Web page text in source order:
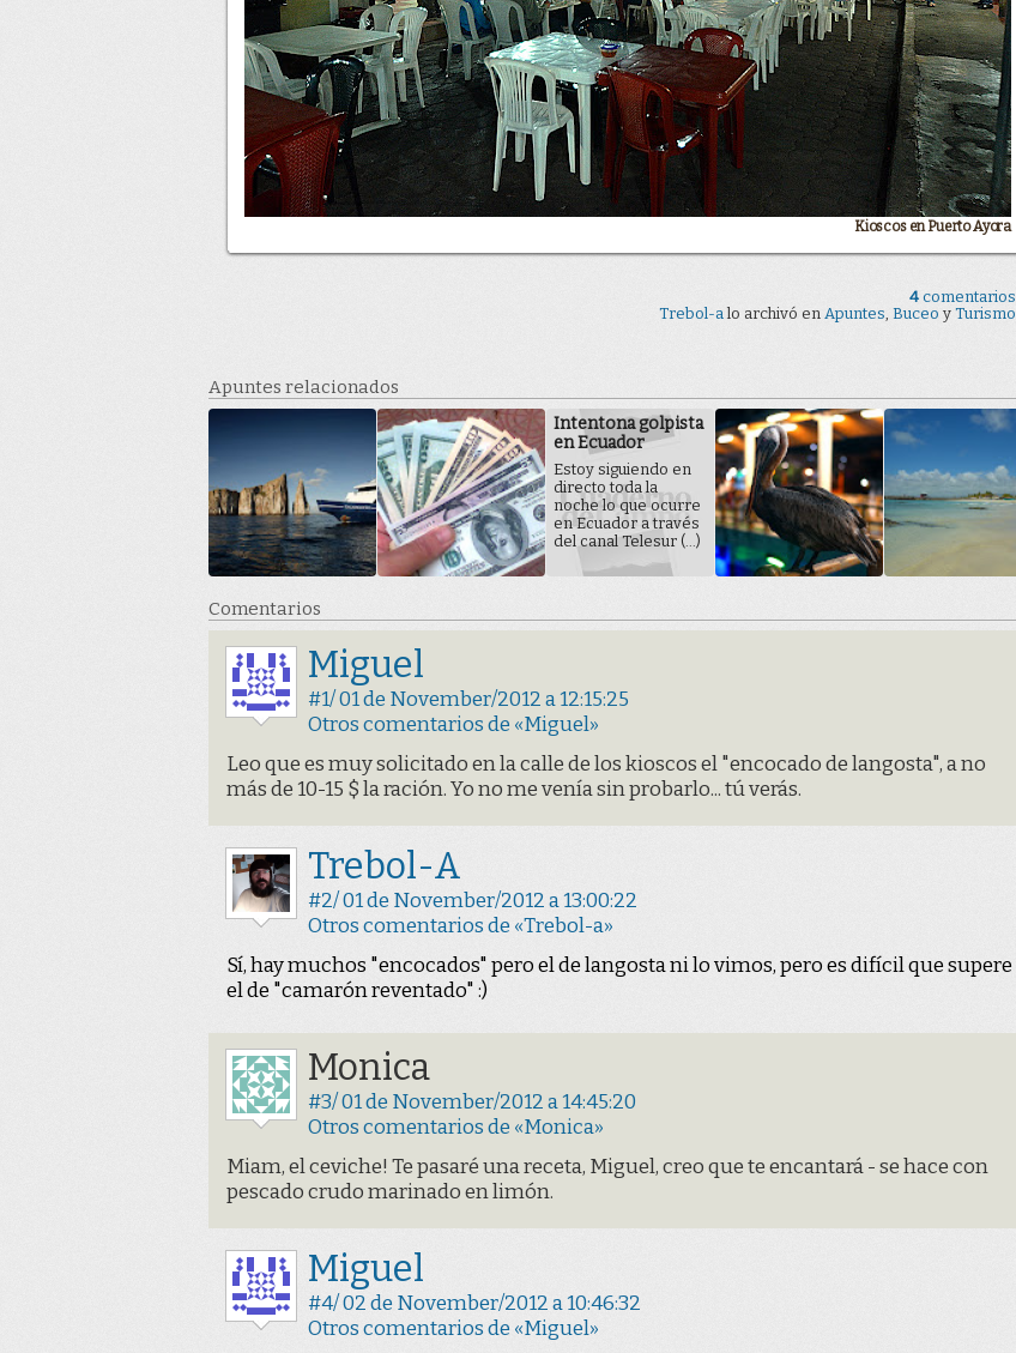
Kioscos en Puerto Ayora
4 comentarios
Trebol-a lo archivó en Apuntes, Buceo y Turismo
Apuntes relacionados
Intentona golpista
en Ecuador
Estoy siguiendo en
directo toda la
noche lo que ocurre
en Ecuador a través
del canal Telesur (...)
Comentarios
Miguel
#1/ 01 de November/2012 a 12:15:25
Otros comentarios de «Miguel»
Leo que es muy solicitado en la calle de los kioscos el "encocado de langosta", a no
más de 10-15 $ la ración. Yo no me venía sin probarlo... tú verás.
Trebol-A
#2/ 01 de November/2012 a 13:00:22
Otros comentarios de «Trebol-a»
Sí, hay muchos "encocados" pero el de langosta ni lo vimos, pero es difícil que supere
el de "camarón reventado" :)
Monica
#3/ 01 de November/2012 a 14:45:20
Otros comentarios de «Monica»
Miam, el ceviche! Te pasaré una receta, Miguel, creo que te encantará - se hace con
pescado crudo marinado en limón.
Miguel
#4/ 02 de November/2012 a 10:46:32
Otros comentarios de «Miguel»